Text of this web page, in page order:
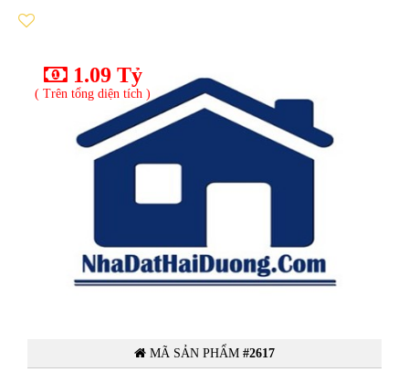
Chính Chủ gửi bán đất ngõ phố
Ngọc châu , Thành Phố Hải Dương
1.09 Tỷ
( Trên tổng diện tích )
MÃ SẢN PHẨM #2617